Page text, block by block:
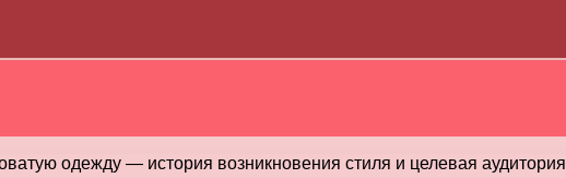
одежду — история возникновения стиля и целевая аудитория